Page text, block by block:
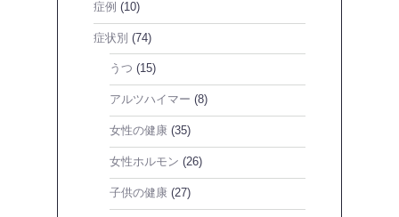
症例 (10)
症状別 (74)
うつ (15)
アルツハイマー (8)
女性の健康 (35)
女性ホルモン (26)
子供の健康 (27)